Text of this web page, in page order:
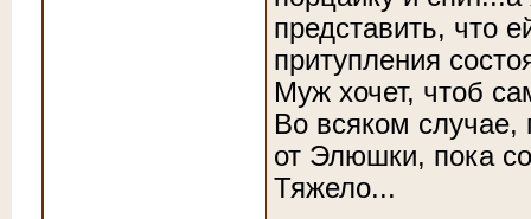
представить, что
притупления
Муж хочет, чтоб
Во всяком случае,
от Элюшки, пока
Тяжело...